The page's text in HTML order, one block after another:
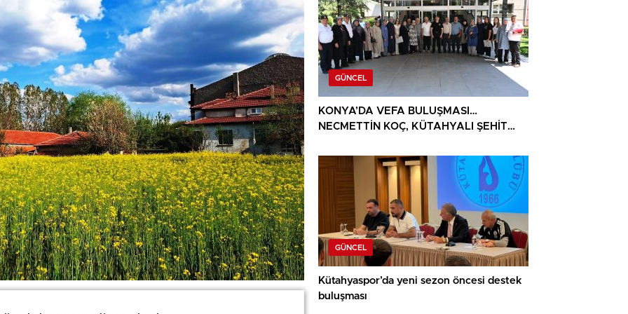
GÜNCEL
KONYA’DA VEFA BULUŞMASI…
NECMETTİN KOÇ, KÜTAHYALI ŞEHİT
GÜNCEL
Kütahyaspor’da yeni sezon öncesi destek
buluşması